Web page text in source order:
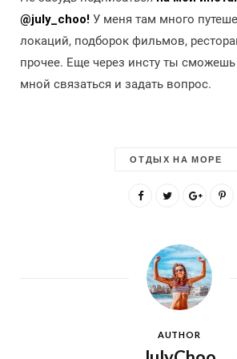
@july_choo! У меня там много
локаций, подборок фильмов,
прочее. Еще через инсту ты
мной связаться и задать вопрос.
ОТДЫХ НА МОРЕ
AUTHOR